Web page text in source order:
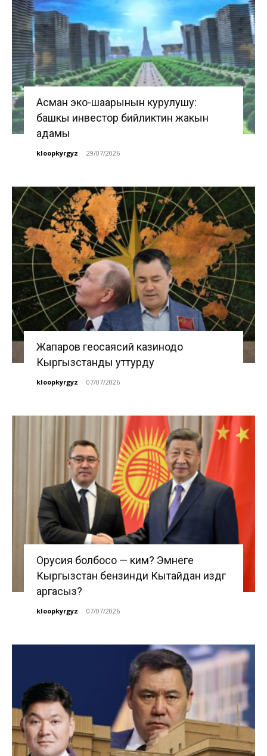
Асман эко-шаарынын курулушу:
башкы инвестор бийликтин жакын
адамы
kloopkyrgyz - 29/07/2026
Жапаров геосаясий казинодо
Кыргызстанды уттурду
kloopkyrgyz - 07/07/2026
Орусия болбосо — ким? Эмнеге
Кыргызстан бензинди Кытайдан издөөгө
аргасыз?
kloopkyrgyz - 07/07/2026